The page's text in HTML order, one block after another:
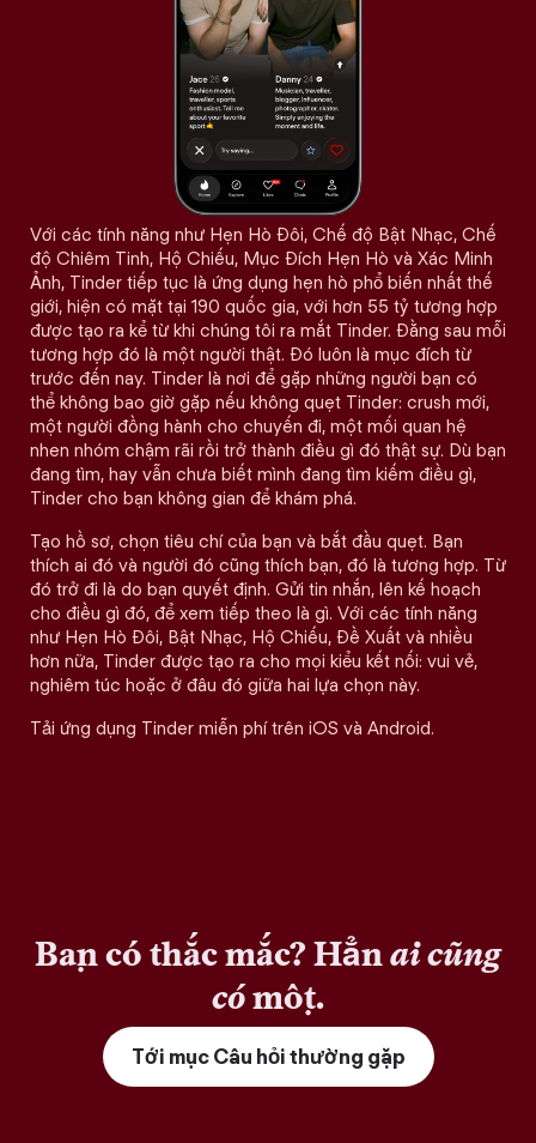
Với các tính năng như Hẹn Hò Đôi, Chế độ Bật Nhạc, Chế
độ Chiêm Tinh, Hộ Chiếu, Mục Đích Hẹn Hò và Xác Minh
Ảnh, Tinder tiếp tục là ứng dụng hẹn hò phổ biến nhất thế
giới, hiện có mặt tại 190 quốc gia, với hơn 55 tỷ tương hợp
được tạo ra kể từ khi chúng tôi ra mắt Tinder. Đằng sau mỗi
tương hợp đó là một người thật. Đó luôn là mục đích từ
trước đến nay. Tinder là nơi để gặp những người bạn có
thể không bao giờ gặp nếu không quẹt Tinder: crush mới,
một người đồng hành cho chuyến đi, một mối quan hệ
nhen nhóm chậm rãi rồi trở thành điều gì đó thật sự. Dù bạn
đang tìm, hay vẫn chưa biết mình đang tìm kiếm điều gì,
Tinder cho bạn không gian để khám phá.
Tạo hồ sơ, chọn tiêu chí của bạn và bắt đầu quẹt. Bạn
thích ai đó và người đó cũng thích bạn, đó là tương hợp. Từ
đó trở đi là do bạn quyết định. Gửi tin nhắn, lên kế hoạch
cho điều gì đó, để xem tiếp theo là gì. Với các tính năng
như Hẹn Hò Đôi, Bật Nhạc, Hộ Chiếu, Đề Xuất và nhiều
hơn nữa, Tinder được tạo ra cho mọi kiểu kết nối: vui vẻ,
nghiêm túc hoặc ở đâu đó giữa hai lựa chọn này.
Tải ứng dụng Tinder miễn phí trên iOS và Android.
Bạn có thắc mắc? Hẳnai cũng
cómột.
Tới mục Câu hỏi thường gặp